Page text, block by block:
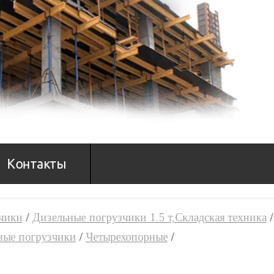
Контакты
/ Дизельные погрузчики 1.5 т,Складская техника/
погрузчики / Четырехопорные/